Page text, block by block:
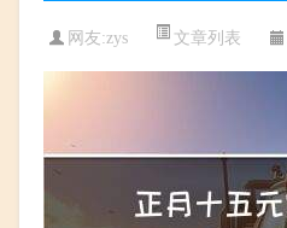
网友:zys 文章列表